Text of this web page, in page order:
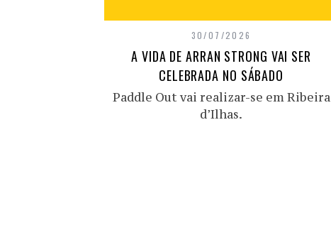
30/07/2026
A VIDA DE ARRAN STRONG VAI SER
CELEBRADA NO SÁBADO
Paddle Out vai realizar-se em Ribeira
d’Ilhas.